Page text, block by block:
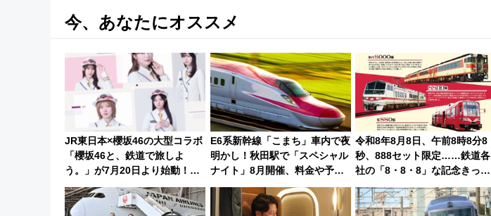
今、あなたにオススメ
JR東日本×櫻坂46の大型コラボ
「櫻坂46と、鉄道で旅しよ
う。」が7月20日より始動！新
潟・長野・庄内へ
E6系新幹線「こまち」車内で夜
明かし！秋田駅で「スペシャル
ナイト」8月開催、料金や予約
方法は？
令和8年8月8日、午前8時8分8
秒、888セット限定……鉄道各
社の「8・8・8」な記念きっぷ
たち